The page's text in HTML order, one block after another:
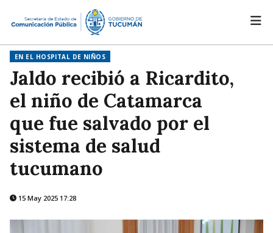
EN EL HOSPITAL DE NIÑOS
Jaldo recibió a Ricardito,
el niño de Catamarca
que fue salvado por el
sistema de salud
tucumano
15 May 2025 17:28